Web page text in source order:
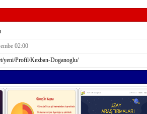
02:00
yeni/Profil/Kezban-Doganoglu/